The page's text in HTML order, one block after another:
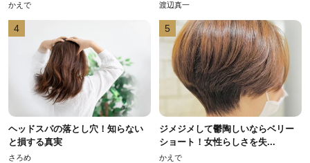
かえで 渡辺真一
4
ヘッドスパの落とし穴！知らない
と損する真実
さろめ
5
ジメジメして鬱陶しいならベリー
ショート！女性らしさを失...
かえで